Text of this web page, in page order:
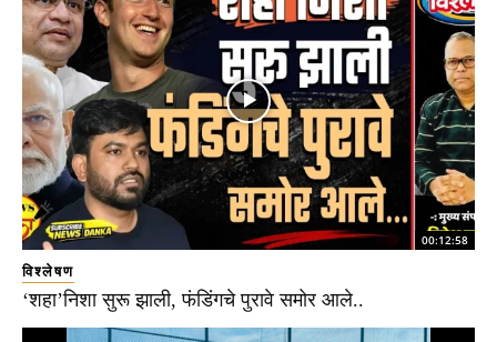
00:12:58
विश्लेषण
‘शहा’निशा सुरू झाली, फंडिंगचे पुरावे समोर आले..